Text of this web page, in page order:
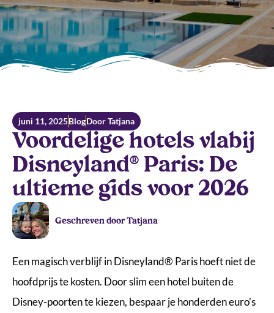
juni 11, 2025BlogDoor Tatjana
Voordelige hotels vlabij
Disneyland® Paris: De
ultieme gids voor 2026
Geschreven door Tatjana
Een magisch verblijf in Disneyland® Paris hoeft niet de
hoofdprijs te kosten. Door slim een hotel buiten de
Disney-poorten te kiezen, bespaar je honderden euro’s